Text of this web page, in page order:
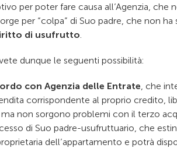
per poter fare causa all’Agenzia, che
per “colpa” di Suo padre, che non
di usufrutto.
dunque le seguenti possibilità:
con Agenzia delle Entrate, che
corrispondente al proprio credito,
non sorgono problemi con il terzo
di Suo padre-usufruttuario, che
dell’appartamento e potrà